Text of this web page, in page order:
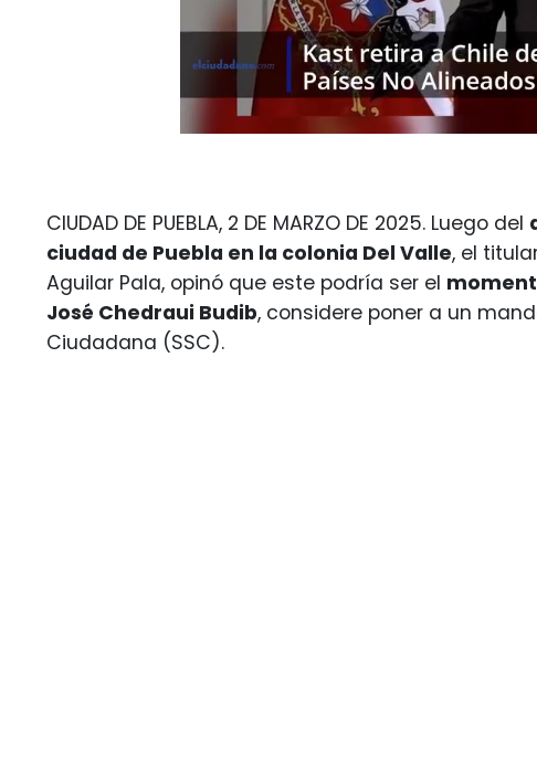
CIUDAD DE PUEBLA, 2 DE MARZO DE 2025. Luego del
ciudad de Puebla en la colonia Del Valle, el
Aguilar Pala, opinó que este podría ser el
José Chedraui Budib, considere poner a un
Ciudadana (SSC).